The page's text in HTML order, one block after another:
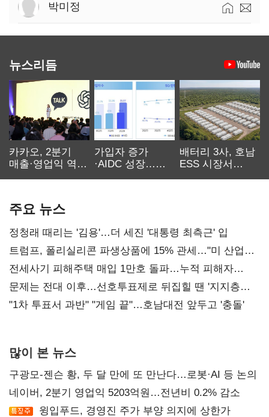
박미정
뉴스리듬
카카오, 2분기
매출·영업익 역대
가입자 증가
·AIDC 성장…
배터리 3사, 호남
ESS 시장서
주요 뉴스
정청래 때리는 '김용'…더 세진 '대통령 최측근' 입
트럼프, 폴리실리콘 파생상품에 15% 관세…"미 산업
재건"
전세사기 피해주택 매입 1만호 돌파…누적 피해자
4만278명
문제는 전대 이후…선호투표제로 뒤집힐 땐 '지지층
불복'
"1차 투표서 과반" "게임 끝"…호남대전 앞두고 '충돌'
많이 본 뉴스
구광모-젠슨 황, 두 달 만에 또 만난다…로봇·AI 등 논의
네이버, 2분기 영업익 5203억원…전년비 0.2% 감소
윙입푸드, 경영진 주가 부양 의지에 상한가